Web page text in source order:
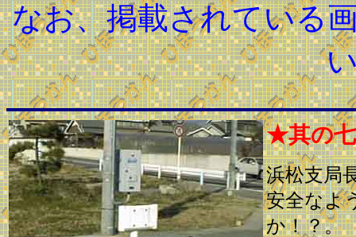
なお、掲載されている
★其の
浜松支局
安全なよ
か！？。